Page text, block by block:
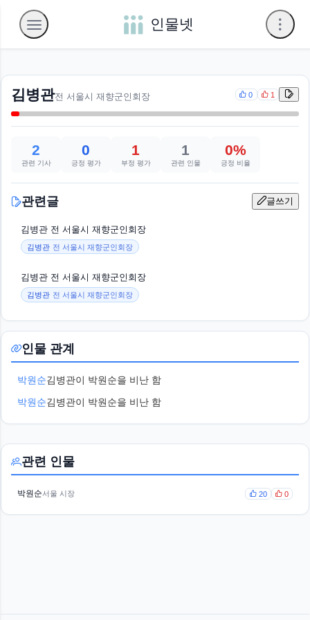
인물넷
김병관전 서울시 재향군인회장 0 1
2
관련 기사
0
긍정 평가
1
부정 평가
1
관련 인물
0%
긍정 비율
관련글 글쓰기
김병관 전 서울시 재향군인회장
김병관 전 서울시 재향군인회장
김병관 전 서울시 재향군인회장
김병관 전 서울시 재향군인회장
인물 관계
박원순김병관이 박원순을 비난 함
박원순김병관이 박원순을 비난 함
관련 인물
박원순서울 시장 20 0